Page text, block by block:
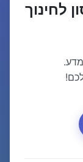
לחינוך